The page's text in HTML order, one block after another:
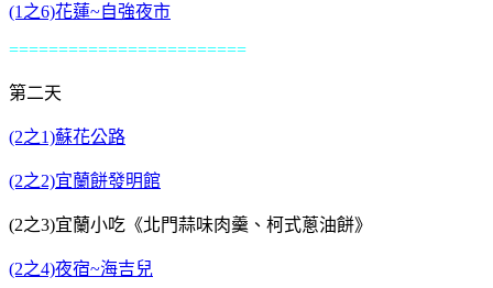
(1之6)花蓮~自強夜市
========================
第二天
(2之1)蘇花公路
(2之2)宜蘭餅發明館
(2之3)宜蘭小吃《北門蒜味肉羹、柯式蔥油餅》
(2之4)夜宿~海吉兒